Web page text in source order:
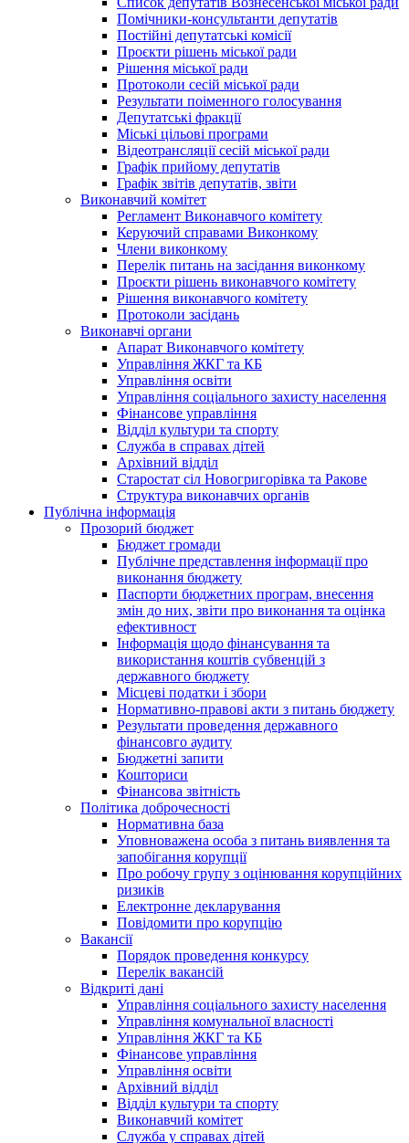
Помічники-консультанти депутатів
Постійні депутатські комісії
Проєкти рішень міської ради
Рішення міської ради
Протоколи сесій міської ради
Результати поіменного голосування
Депутатські фракції
Міські цільові програми
Відеотрансляції сесій міської ради
Графік прийому депутатів
Графік звітів депутатів, звіти
Виконавчий комітет
Регламент Виконавчого комітету
Керуючий справами Виконкому
Члени виконкому
Перелік питань на засідання виконкому
Проєкти рішень виконавчого комітету
Рішення виконавчого комітету
Протоколи засідань
Виконавчі органи
Апарат Виконавчого комітету
Управління ЖКГ та КБ
Управління освіти
Управління соціального захисту населення
Фінансове управління
Відділ культури та спорту
Служба в справах дітей
Архівний відділ
Старостат сіл Новогригорівка та Ракове
Структура виконавчих органів
Публічна інформація
Прозорий бюджет
Бюджет громади
Публічне представлення інформації про
виконання бюджету
Паспорти бюджетних програм, внесення
змін до них, звіти про виконання та оцінка
ефективност
Інформація щодо фінансування та
використання коштів субвенцій з
державного бюджету
Місцеві податки і збори
Нормативно-правові акти з питань бюджету
Результати проведення державного
фінансовго аудиту
Бюджетні запити
Кошториси
Фінансова звітність
Політика доброчесності
Нормативна база
Уповноважена особа з питань виявлення та
запобігання корупції
Про робочу групу з оцінювання корупційних
ризиків
Електронне декларування
Повідомити про корупцію
Вакансії
Порядок проведення конкурсу
Перелік вакансій
Відкриті дані
Управління соціального захисту населення
Управління комунальної власності
Управління ЖКГ та КБ
Фінансове управління
Управління освіти
Архівний відділ
Відділ культури та спорту
Виконавчий комітет
Служба у справах дітей